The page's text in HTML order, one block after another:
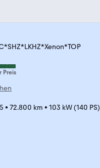
Preis
• 72.800 km • 103 kW (140 PS)